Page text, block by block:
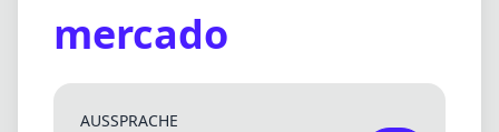
mercado
AUSSPRACHE